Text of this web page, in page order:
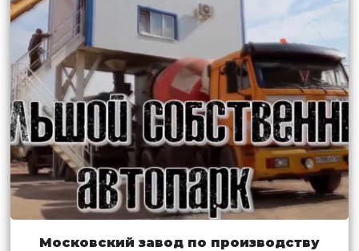
Московский завод по производству